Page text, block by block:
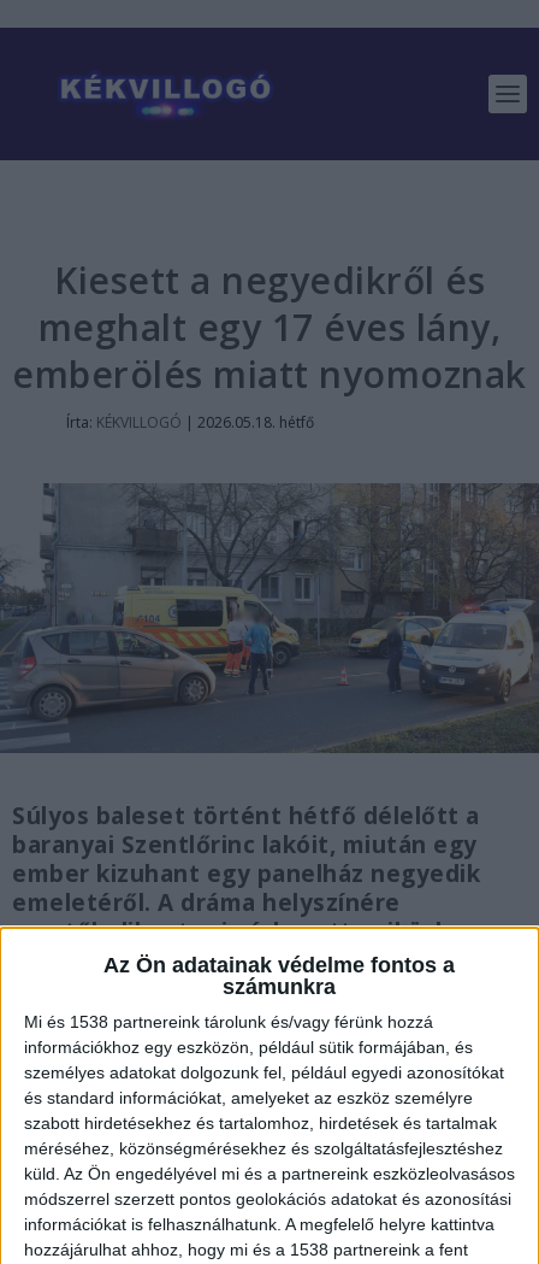
Az Ön adatainak védelme fontos a
számunkra
Mi és 1538 partnereink tárolunk és/vagy férünk hozzá
információkhoz egy eszközön, például sütik formájában, és
személyes adatokat dolgozunk fel, például egyedi azonosítókat
és standard információkat, amelyeket az eszköz személyre
szabott hirdetésekhez és tartalomhoz, hirdetések és tartalmak
méréséhez, közönségmérésekhez és szolgáltatásfejlesztéshez
küld. Az Ön engedélyével mi és a partnereink eszközleolvasásos
módszerrel szerzett pontos geolokációs adatokat és azonosítási
információkat is felhasználhatunk. A megfelelő helyre kattintva
hozzájárulhat ahhoz, hogy mi és a 1538 partnereink a fent
Kiesett a negyedikről és
meghalt egy 17 éves lány,
emberölés miatt nyomoznak
Írta: KÉKVILLOGÓ | 2026.05.18. hétfő
Súlyos baleset történt hétfő délelőtt a
baranyai Szentlőrinc lakóit, miután egy
ember kizuhant egy panelház negyedik
emeletéről. A dráma helyszínére
mentőhelikopter is érkezett, miközben a
mentők hosszú percekig küzdöttek a
Kizuhant az ablakon
Kizuhant a negyedikről egy 17 éves szentlőrinci
lány. A rendőrség büntetőeljárásban vizsgálja a
fiatal lány halálesetének a körülményeit. A